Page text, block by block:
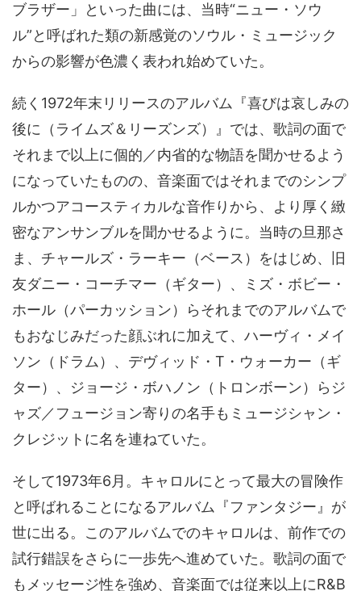
ブラザー」といった曲には、当時“ニュー・ソウ
ル”と呼ばれた類の新感覚のソウル・ミュージック
からの影響が色濃く表われ始めていた。
続く1972年末リリースのアルバム『喜びは哀しみの
後に（ライムズ＆リーズンズ）』では、歌詞の面で
それまで以上に個的／内省的な物語を聞かせるよう
になっていたものの、音楽面ではそれまでのシンプ
ルかつアコースティカルな音作りから、より厚く緻
密なアンサンブルを聞かせるように。当時の旦那さ
ま、チャールズ・ラーキー（ベース）をはじめ、旧
友ダニー・コーチマー（ギター）、ミズ・ボビー・
ホール（パーカッション）らそれまでのアルバムで
もおなじみだった顔ぶれに加えて、ハーヴィ・メイ
ソン（ドラム）、デヴィッド・T・ウォーカー（ギ
ター）、ジョージ・ボハノン（トロンボーン）らジ
ャズ／フュージョン寄りの名手もミュージシャン・
クレジットに名を連ねていた。
そして1973年6月。キャロルにとって最大の冒険作
と呼ばれることになるアルバム『ファンタジー』が
世に出る。このアルバムでのキャロルは、前作での
試行錯誤をさらに一歩先へ進めていた。歌詞の面で
もメッセージ性を強め、音楽面では従来以上にR&B